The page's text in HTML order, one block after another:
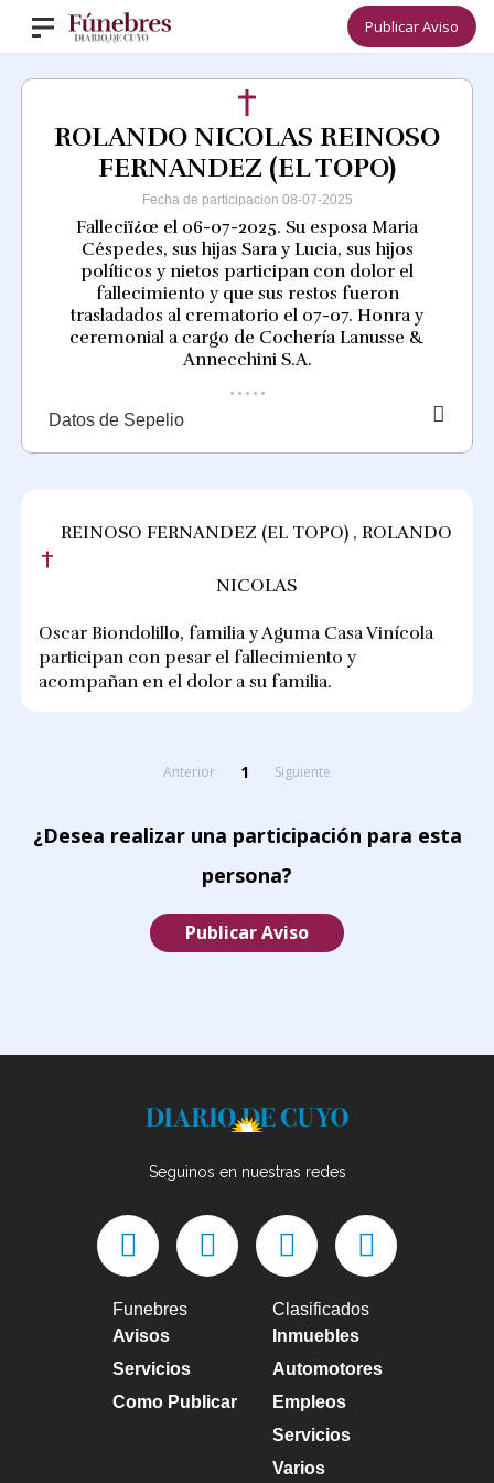
Publicar Aviso
ROLANDO NICOLAS REINOSO
FERNANDEZ (EL TOPO)
Fecha de participacion 08-07-2025
Falleciï¿œ el 06-07-2025. Su esposa Maria
Céspedes, sus hijas Sara y Lucia, sus hijos
políticos y nietos participan con dolor el
fallecimiento y que sus restos fueron
trasladados al crematorio el 07-07. Honra y
ceremonial a cargo de Cochería Lanusse &
Annecchini S.A.
Datos de Sepelio
REINOSO FERNANDEZ (EL TOPO) , ROLANDO
NICOLAS
Oscar Biondolillo, familia y Aguma Casa Vinícola
participan con pesar el fallecimiento y
acompañan en el dolor a su familia.
Anterior 1 Siguiente
¿Desea realizar una participación para esta
persona?
Publicar Aviso
Seguinos en nuestras redes
Funebres
Avisos
Servicios
Como Publicar
Clasificados
Inmuebles
Automotores
Empleos
Servicios
Varios